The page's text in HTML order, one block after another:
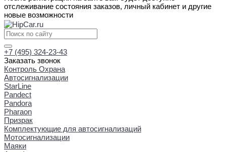
отслеживание состояния заказов, личный кабинет и другие
новые возможности
+7 (495) 324-23-43
Заказать звонок
Контроль Охрана
Автосигнализации
StarLine
Pandect
Pandora
Pharaon
Призрак
Комплектующие для автосигнализаций
Мотосигнализации
Маяки